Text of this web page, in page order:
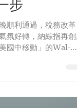
指歷史新
步
順利通過，稅務改革
，年內累升43%!